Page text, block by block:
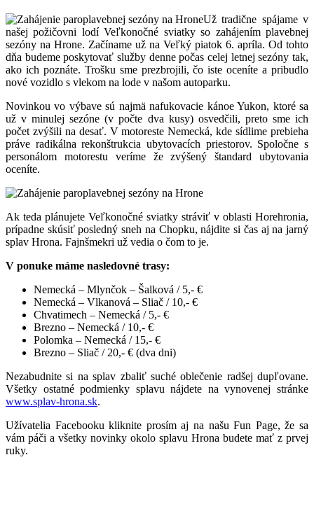
Už tradične spájame v
našej požičovni lodí Veľkonočné sviatky so zahájením plavebnej
sezóny na Hrone. Začíname už na Veľký piatok 6. apríla. Od tohto
dňa budeme poskytovať služby denne počas celej letnej sezóny tak,
ako ich poznáte. Trošku sme prezbrojili, čo iste oceníte a pribudlo
nové vozidlo s vlekom na lode v našom autoparku.
Novinkou vo výbave sú najmä nafukovacie kánoe Yukon, ktoré sa
už v minulej sezóne (v počte dva kusy) osvedčili, preto sme ich
počet zvýšili na desať. V motoreste Nemecká, kde sídlime prebieha
práve radikálna rekonštrukcia ubytovacích priestorov. Spoločne s
personálom motorestu veríme že zvýšený štandard ubytovania
oceníte.
Ak teda plánujete Veľkonočné sviatky stráviť v oblasti Horehronia,
prípadne skúsiť posledný sneh na Chopku, nájdite si čas aj na jarný
splav Hrona. Fajnšmekri už vedia o čom to je.
V ponuke máme nasledovné trasy:
Nemecká – Mlynčok – Šalková / 5,- €
Nemecká – Vlkanová – Sliač / 10,- €
Chvatimech – Nemecká / 5,- €
Brezno – Nemecká / 10,- €
Polomka – Nemecká / 15,- €
Brezno – Sliač / 20,- € (dva dni)
Nezabudnite si na splav zbaliť suché oblečenie radšej dupľovane.
Všetky ostatné podmienky splavu nájdete na vynovenej stránke
www.splav-hrona.sk.
Užívatelia Facebooku kliknite prosím aj na našu Fun Page, že sa
vám páči a všetky novinky okolo splavu Hrona budete mať z prvej
ruky.